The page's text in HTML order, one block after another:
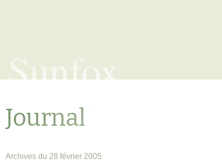
Sunfox
Journal
Archives du 28 février 2005